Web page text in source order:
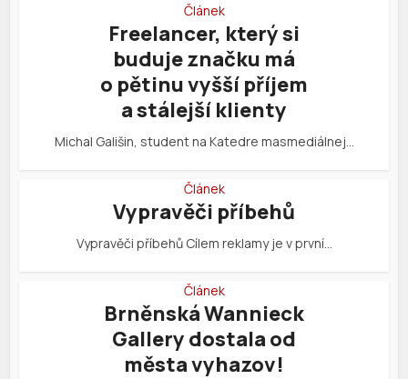
Článek
Freelancer, který si
buduje značku má
o pětinu vyšší příjem
a stálejší klienty
Michal Gališin, student na Katedre masmediálnej…
Článek
Vypravěči příbehů
Vypravěči příbehů Cílem reklamy je v první…
Článek
Brněnská Wannieck
Gallery dostala od
města vyhazov!